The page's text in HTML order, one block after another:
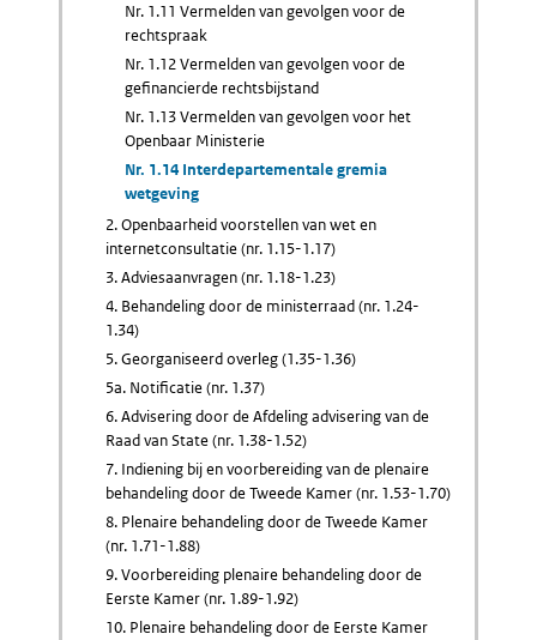
Nr. 1.11 Vermelden van gevolgen voor de
rechtspraak
Nr. 1.12 Vermelden van gevolgen voor de
gefinancierde rechtsbijstand
Nr. 1.13 Vermelden van gevolgen voor het
Openbaar Ministerie
Nr. 1.14 Interdepartementale gremia
wetgeving
2. Openbaarheid voorstellen van wet en
internetconsultatie (nr. 1.15-1.17)
3. Adviesaanvragen (nr. 1.18-1.23)
4. Behandeling door de ministerraad (nr. 1.24-
1.34)
5. Georganiseerd overleg (1.35-1.36)
5a. Notificatie (nr. 1.37)
6. Advisering door de Afdeling advisering van de
Raad van State (nr. 1.38-1.52)
7. Indiening bij en voorbereiding van de plenaire
behandeling door de Tweede Kamer (nr. 1.53-1.70)
8. Plenaire behandeling door de Tweede Kamer
(nr. 1.71-1.88)
9. Voorbereiding plenaire behandeling door de
Eerste Kamer (nr. 1.89-1.92)
10. Plenaire behandeling door de Eerste Kamer